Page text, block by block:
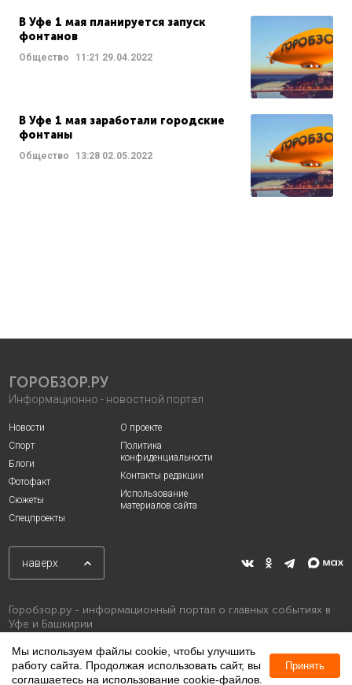
В Уфе 1 мая планируется запуск
фонтанов
Общество 11:21 29.04.2022
В Уфе 1 мая заработали городские
фонтаны
Общество 13:28 02.05.2022
ГОРОБЗОР.РУ
Информационно - новостной портал
Новости
Спорт
Блоги
Фотофакт
Сюжеты
Спецпроекты
О проекте
Политика
конфиденциальности
Контакты редакции
Использование
материалов сайта
наверх
Горобзор.ру - информационный портал о главных событиях в
Уфе и Башкирии
Мы используем файлы cookie, чтобы улучшить
работу сайта. Продолжая использовать сайт, вы
соглашаетесь на использование cookie-файлов.
Принять